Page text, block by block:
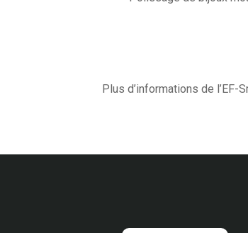
Plus d’informations de l’EF-